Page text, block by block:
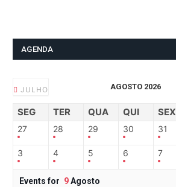
AGENDA
JULHO AGOSTO 2026
SEG TER QUA QUI SEX
27 28 29 30 31
3 4 5 6 7
Events for 9Agosto